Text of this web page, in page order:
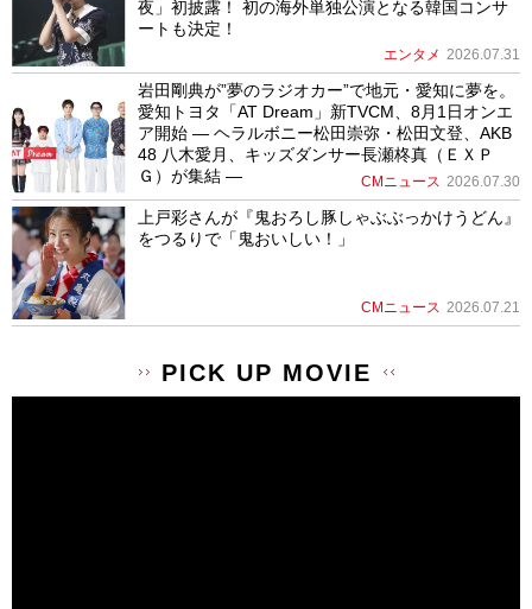
夜」初披露！ 初の海外単独公演となる韓国コンサ
ートも決定！
エンタメ 2026.07.31
岩田剛典が”夢のラジオカー”で地元・愛知に夢を。
愛知トヨタ「AT Dream」新TVCM、8月1日オンエ
ア開始 ― ヘラルボニー松田崇弥・松田文登、AKB
48 八木愛月、キッズダンサー長瀬柊真（ＥＸＰ
Ｇ）が集結 ―
CMニュース 2026.07.30
上戸彩さんが『鬼おろし豚しゃぶぶっかけうどん』
をつるりで「鬼おいしい！」
CMニュース 2026.07.21
PICK UP MOVIE